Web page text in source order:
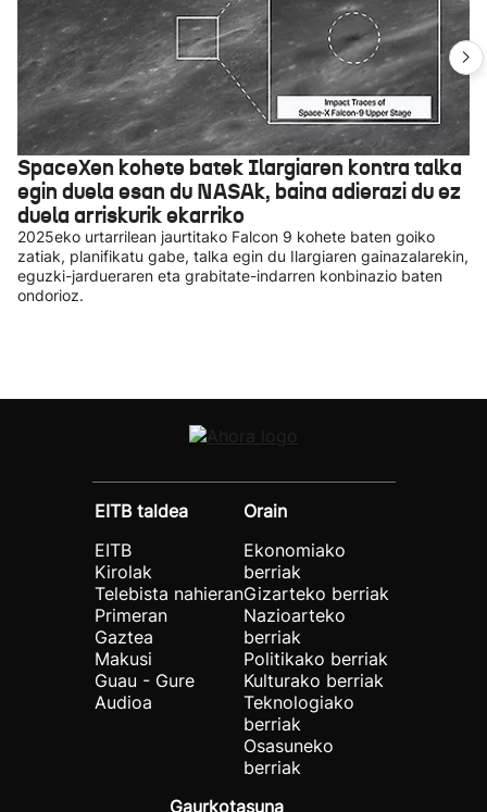
SpaceXen kohete batek Ilargiaren kontra talka
egin duela esan du NASAk, baina adierazi du ez
duela arriskurik ekarriko
2025eko urtarrilean jaurtitako Falcon 9 kohete baten goiko
zatiak, planifikatu gabe, talka egin du Ilargiaren gainazalarekin,
eguzki-jardueraren eta grabitate-indarren konbinazio baten
ondorioz.
EITB taldea
EITB
Kirolak
Telebista nahieran
Primeran
Gaztea
Makusi
Guau - Gure
Audioa
Orain
Ekonomiako
berriak
Gizarteko berriak
Nazioarteko
berriak
Politikako berriak
Kulturako berriak
Teknologiako
berriak
Osasuneko
berriak
Gaurkotasuna